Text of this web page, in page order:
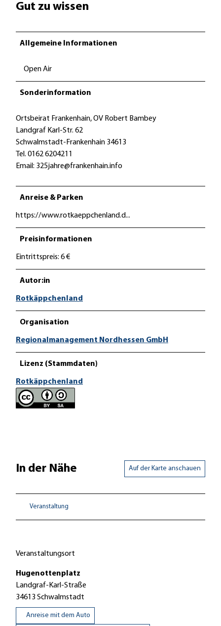
Gut zu wissen
Allgemeine Informationen
Open Air
Sonderinformation
Ortsbeirat Frankenhain, OV Robert Bambey
Landgraf Karl-Str. 62
Schwalmstadt-Frankenhain 34613
Tel. 0162 6204211
Email: 325jahre@frankenhain.info
Anreise & Parken
https://www.rotkaeppchenland.d...
Preisinformationen
Eintrittspreis: 6 €
Autor:in
Rotkäppchenland
Organisation
Regionalmanagement Nordhessen GmbH
Lizenz (Stammdaten)
Rotkäppchenland
In der Nähe Auf der Karte anschauen
Veranstaltung
Veranstaltungsort
Hugenottenplatz
Landgraf-Karl-Straße
34613 Schwalmstadt
Anreise mit dem Auto